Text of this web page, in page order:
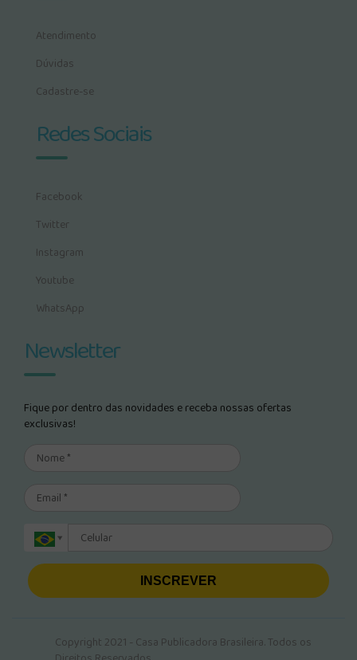
Atendimento
Dúvidas
Cadastre-se
Redes Sociais
Facebook
Twitter
Instagram
Youtube
WhatsApp
Newsletter
Fique por dentro das novidades e receba nossas ofertas
exclusivas!
INSCREVER
Copyright 2021 - Casa Publicadora Brasileira. Todos os